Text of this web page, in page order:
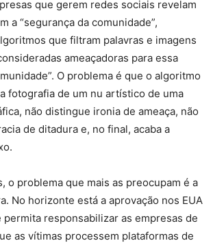
que gerem redes sociais revelam
a “segurança da comunidade”,
que filtram palavras e imagens
ameaçadoras para essa
O problema é que o algoritmo
fotografia de um nu artístico de uma
não distingue ironia de ameaça, não
de ditadura e, no final, acaba a
o problema que mais as preocupam é a
No horizonte está a aprovação nos EUA
permita responsabilizar as empresas de
as vítimas processem plataformas de